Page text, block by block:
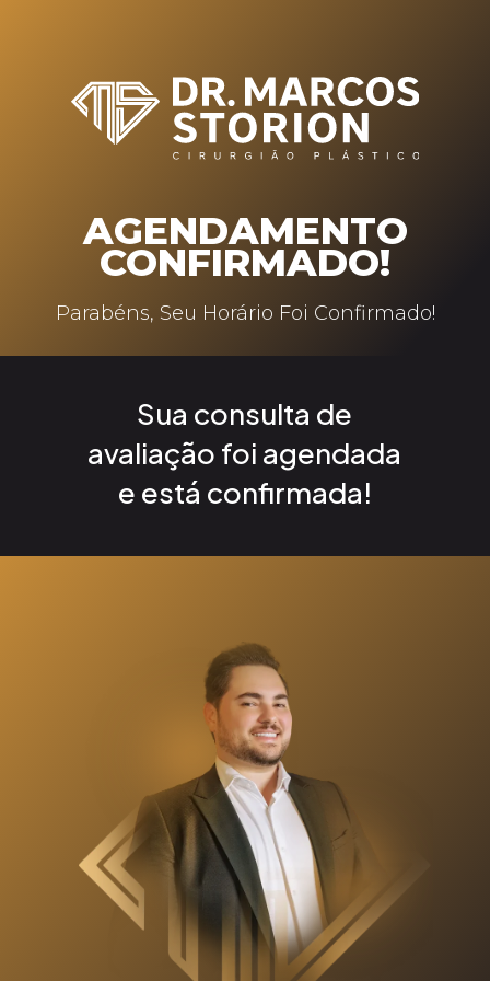
AGENDAMENTO
CONFIRMADO!
Parabéns, Seu Horário Foi Confirmado!
Sua consulta de
avaliação foi agendada
e está confirmada!